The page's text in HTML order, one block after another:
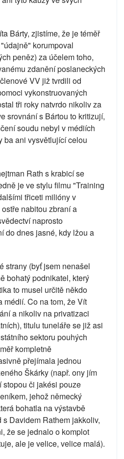
Bárty, zjistíme, že je téměř
korumpoval
peněz) za účelem toho,
zdanění poslaneckých
VV již tvrdili od
vykonstruovaných
tři roky natvrdo nikoliv za
srovnání s Bártou to kritizují,
soudu nebyl v médiích
ba ani vysvětlující celou
Rath s krabicí se
je ve stylu filmu "Training
třiceti milióny v
nabitou zbraní a
naprosto
do dnes jasné, kdy lžou a
strany (byť jsem nenašel
bohatý podnikatel, který
to musel určitě někdo
médií. Co na tom, že Vít
a nikoliv na privatizaci
titulu tuneláře se již asi
sektoru pouhých
kompletně
přejímala jednou
Škárky (např. ony jím
stopou či jakési pouze
jehož německý
bohatla na výstavbě
Davidem Rathem jakkoliv,
že se jednalo o komplot
ale je velice, velice malá).